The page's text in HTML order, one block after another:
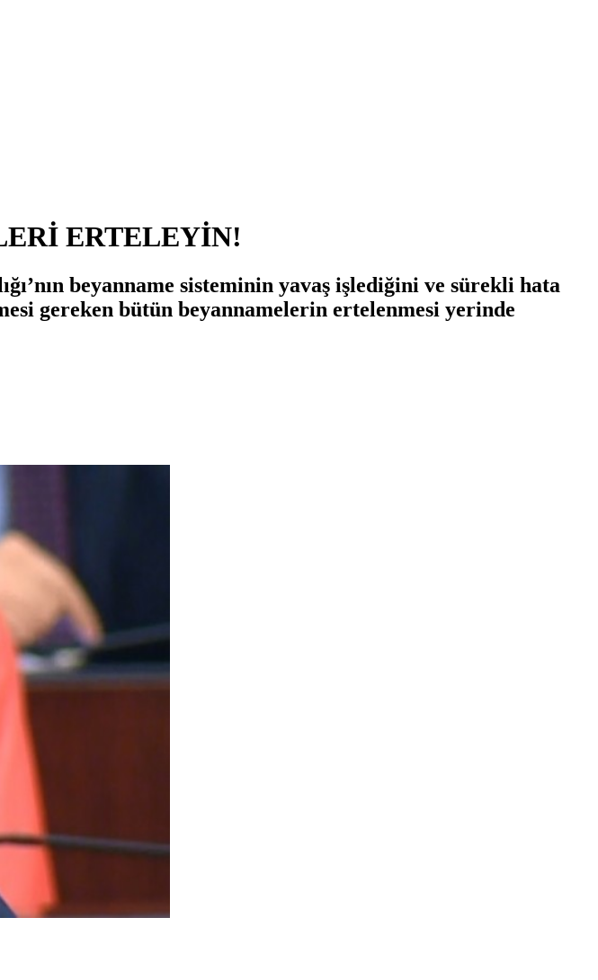
ERTELEYİN!
beyanname sisteminin yavaş işlediğini ve sürekli hata
gereken bütün beyannamelerin ertelenmesi yerinde